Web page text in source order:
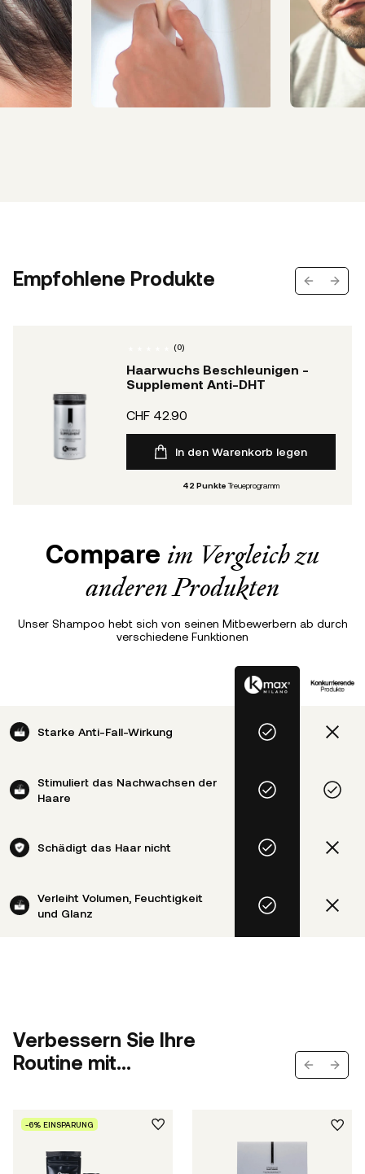
Empfohlene Produkte Previous
Next
(0)
Haarwuchs Beschleunigen -
Supplement Anti-DHT
CHF 42.90
In den Warenkorb legen
42 Punkte Treueprogramm
Compare im Vergleich zu
anderen Produkten
Unser Shampoo hebt sich von seinen Mitbewerbern ab durch
verschiedene Funktionen
Starke Anti-Fall-Wirkung
Stimuliert das Nachwachsen der
Haare
Schädigt das Haar nicht
Verleiht Volumen, Feuchtigkeit
und Glanz
Verbessern Sie Ihre
Routine mit...
Previous
Next
-6% EINSPARUNG